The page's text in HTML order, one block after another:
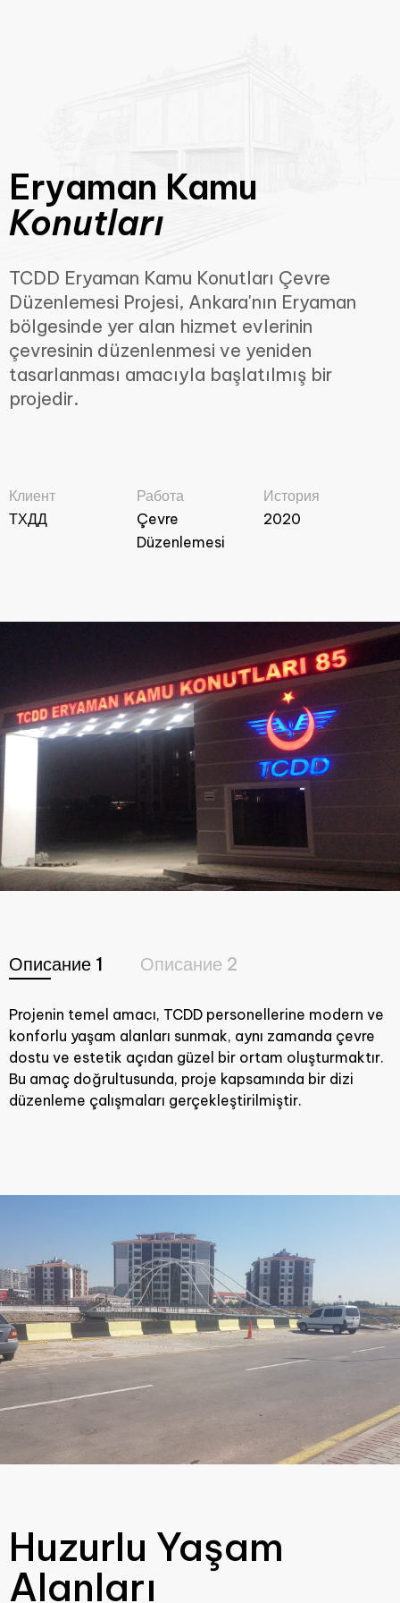
Eryaman Kamu
Konutları
TCDD Eryaman Kamu Konutları Çevre
Düzenlemesi Projesi, Ankara'nın Eryaman
bölgesinde yer alan hizmet evlerinin
çevresinin düzenlenmesi ve yeniden
tasarlanması amacıyla başlatılmış bir
projedir.
Клиент
ТХДД
Работа
Çevre
Düzenlemesi
История
2020
Описание 1 Описание 2
Projenin temel amacı, TCDD personellerine modern ve
konforlu yaşam alanları sunmak, aynı zamanda çevre
dostu ve estetik açıdan güzel bir ortam oluşturmaktır.
Bu amaç doğrultusunda, proje kapsamında bir dizi
düzenleme çalışmaları gerçekleştirilmiştir.
Huzurlu Yaşam
Alanları